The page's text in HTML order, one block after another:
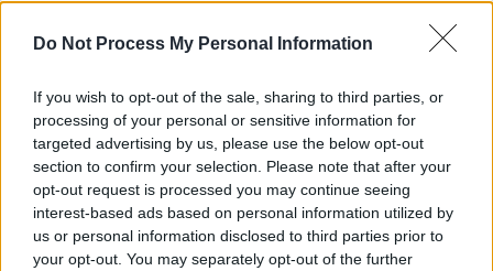
Do Not Process My Personal Information
If you wish to opt-out of the sale, sharing to third parties, or
processing of your personal or sensitive information for
targeted advertising by us, please use the below opt-out
section to confirm your selection. Please note that after your
opt-out request is processed you may continue seeing
interest-based ads based on personal information utilized by
us or personal information disclosed to third parties prior to
your opt-out. You may separately opt-out of the further
Alle Sender